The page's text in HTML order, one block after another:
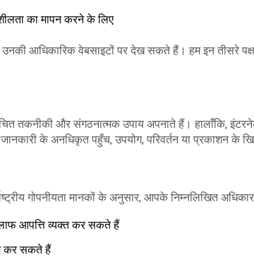
का मापन करने के लिए
उनकी आधिकारिक वेबसाइटों पर देख सकते हैं। हम इन तीसरे
तकनीकी और संगठनात्मक उपाय अपनाते हैं। हालाँकि,
के अनधिकृत पहुँच, उपयोग, परिवर्तन या प्रकाशन के
गोपनीयता मानकों के अनुसार, आपके निम्नलिखित
आपत्ति व्यक्त कर सकते हैं
कर सकते हैं